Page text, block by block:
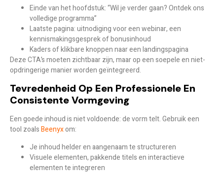
Einde van het hoofdstuk: “Wil je verder gaan? Ontdek ons
volledige programma”
Laatste pagina: uitnodiging voor een webinar, een
kennismakingsgesprek of bonusinhoud
Kaders of klikbare knoppen naar een landingspagina
Deze CTA’s moeten zichtbaar zijn, maar op een soepele en niet-
opdringerige manier worden geïntegreerd.
Tevredenheid Op Een Professionele En
Consistente Vormgeving
Een goede inhoud is niet voldoende: de vorm telt. Gebruik een
tool zoalsBeenyxom:
Je inhoud helder en aangenaam te structureren
Visuele elementen, pakkende titels en interactieve
elementen te integreren